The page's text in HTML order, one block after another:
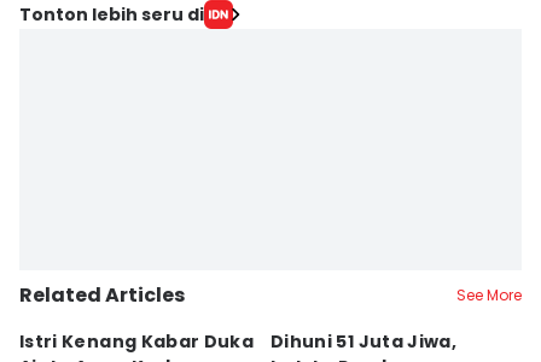
Tonton lebih seru di
Related Articles See More
Istri Kenang Kabar Duka
Dihuni 51 Juta Jiwa,